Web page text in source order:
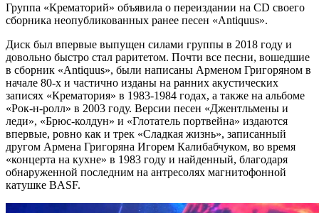
Группа «Крематорий» объявила о переиздании на CD своего
сборника неопубликованных ранее песен «Antiquus».
Диск был впервые выпущен силами группы в 2018 году и
довольно быстро стал раритетом. Почти все песни, вошедшие
в сборник «Antiquus», были написаны Арменом Григоряном в
начале 80-х и частично изданы на ранних акустических
записях «Крематория» в 1983-1984 годах, а также на альбоме
«Рок-н-ролл» в 2003 году. Версии песен «Джентльмены и
леди», «Брюс-колдун» и «Глотатель портвейна» издаются
впервые, ровно как и трек «Сладкая жизнь», записанный
другом Армена Григоряна Игорем Калибабчуком, во время
«концерта на кухне» в 1983 году и найденный, благодаря
обнаруженной последним на антресолях магнитофонной
катушке BASF.